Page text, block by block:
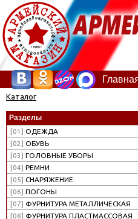
Каталог
Разделы
[01] ОДЕЖДА
[02] ОБУВЬ
[03] ГОЛОВНЫЕ УБОРЫ
[04] РЕМНИ
[05] СНАРЯЖЕНИЕ
[06] ПОГОНЫ
[07] ФУРНИТУРА МЕТАЛЛИЧЕСКАЯ
[08] ФУРНИТУРА ПЛАСТМАССОВАЯ